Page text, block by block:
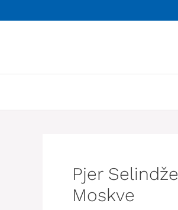
na
Pjer
Moskve